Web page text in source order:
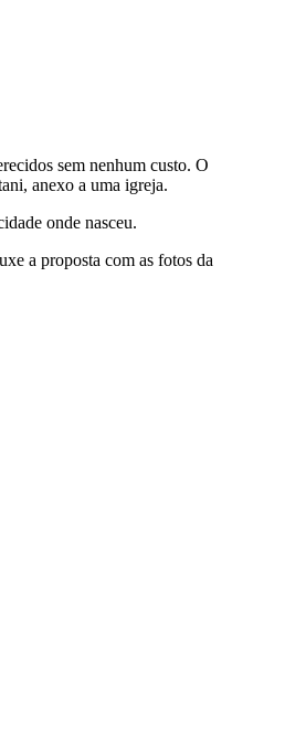
sem nenhum custo. O
anexo a uma igreja.
onde nasceu.
a proposta com as fotos da